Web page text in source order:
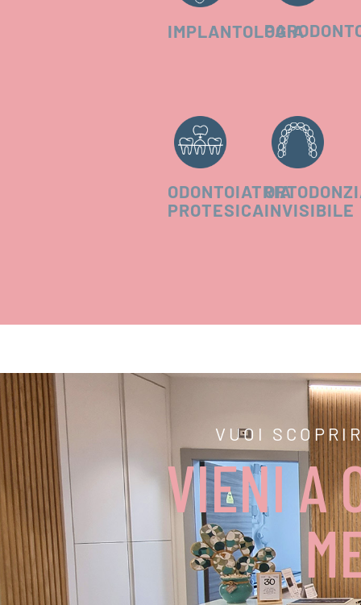
IMPLANTOLOGIA
ODONTOIATRIA
PROTESICAINVISIBILE
VUOI
VIENI A